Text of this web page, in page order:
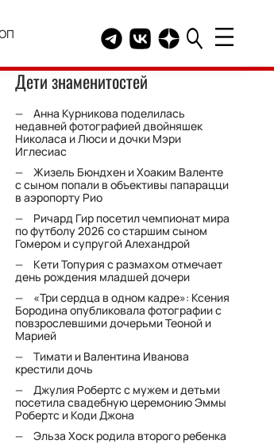
Telegram канал HELLO
Группа HELLO
Канал HELLO в
Дети знаменитостей
Анна Курникова поделилась
недавней фотографией двойняшек
Николаса и Люси и дочки Мэри
Иглесиас
Жизель Бюндхен и Хоаким Валенте
с сыном попали в объективы папарацци
в аэропорту Рио
Ричард Гир посетил чемпионат мира
по футболу 2026 со старшим сыном
Гомером и супругой Алехандрой
Кети Топурия с размахом отмечает
день рождения младшей дочери
«Три сердца в одном кадре»: Ксения
Бородина опубликовала фотографии с
повзрослевшими дочерьми Теоной и
Марией
Тимати и Валентина Иванова
крестили дочь
Джулия Робертс с мужем и детьми
посетила свадебную церемонию Эммы
Робертс и Коди Джона
Эльза Хоск родила второго ребенка